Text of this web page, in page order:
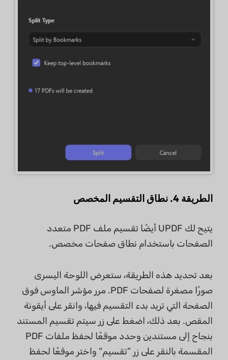
الطريقة 4. نطاق التقسيم المخصص
يتيح لك UPDF أيضًا تقسيم ملف PDF متعدد
الصفحات باستخدام نطاق صفحات مخصص.
بعد تحديد هذه الطريقة، ستعرض اللوحة اليسرى
صورًا مصغرة لصفحات PDF. مرر مؤشر الماوس فوق
الصفحة التي تريد بدء التقسيم فيها، وانقر على أيقونة
المقص. بعد ذلك، اضغط على زر سيتم تقسيم المستند
بنجاح إلى مستندين وحدد موقعًا لحفظ ملفات PDF
المقسمة بالنقر على زر ”تقسيم“ واختر موقعًا لحفظ